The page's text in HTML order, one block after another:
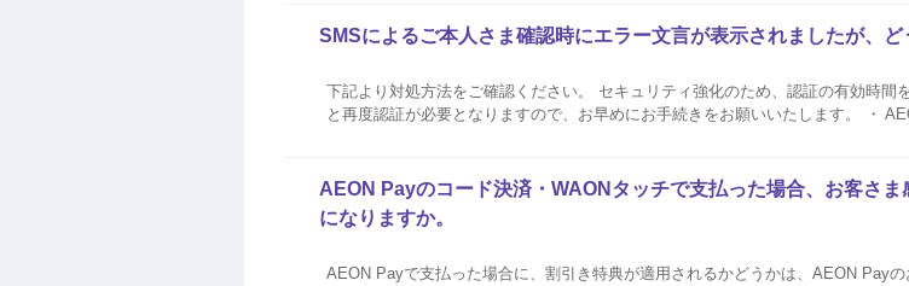
SMSによるご本人さま確認時にエラー文言が表示されましたが、ど
下記より対処方法をご確認ください。 セキュリティ強化のため、認証の有効時間を短く設定しております。 有効時間を過ぎる
と再度認証が必要となりますので、お早めにお手続きをお願いいたします。 ・ AEON Payアプリへログインする際のSMS認証
AEON Payのコード決済・WAONタッチで支払った場合、お客さ
になりますか。
AEON Payで支払った場合に、割引き特典が適用されるかどうかは、AEON Pay